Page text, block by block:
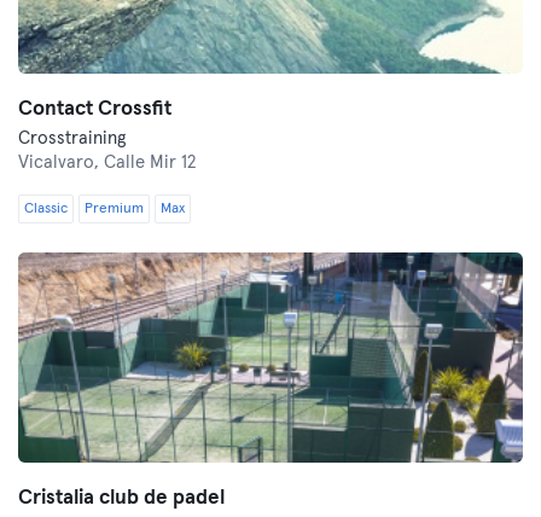
Contact Crossfit
Crosstraining
Vicalvaro, Calle Mir 12
Classic Premium Max
Cristalia club de padel